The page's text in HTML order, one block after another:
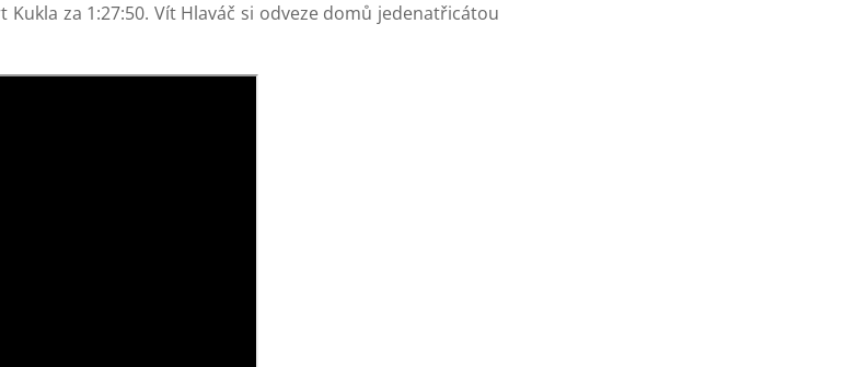
za 1:27:50. Vít Hlaváč si odveze domů jedenatřicátou